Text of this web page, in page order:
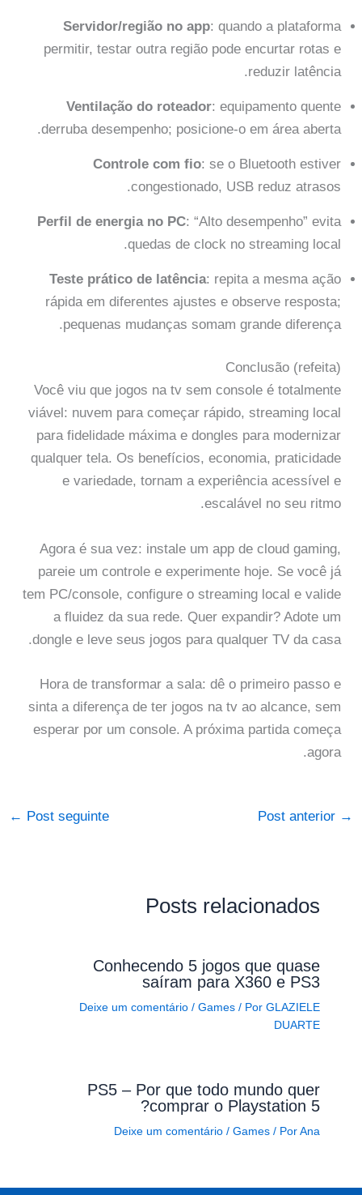
Servidor/região no app: quando a plataforma
permitir, testar outra região pode encurtar rotas e
reduzir latência.
Ventilação do roteador: equipamento quente
derruba desempenho; posicione-o em área aberta.
Controle com fio: se o Bluetooth estiver
congestionado, USB reduz atrasos.
Perfil de energia no PC: “Alto desempenho” evita
quedas de clock no streaming local.
Teste prático de latência: repita a mesma ação
rápida em diferentes ajustes e observe resposta;
pequenas mudanças somam grande diferença.
Conclusão (refeita)
Você viu que jogos na tv sem console é totalmente
viável: nuvem para começar rápido, streaming local
para fidelidade máxima e dongles para modernizar
qualquer tela. Os benefícios, economia, praticidade
e variedade, tornam a experiência acessível e
escalável no seu ritmo.
Agora é sua vez: instale um app de cloud gaming,
pareie um controle e experimente hoje. Se você já
tem PC/console, configure o streaming local e valide
a fluidez da sua rede. Quer expandir? Adote um
dongle e leve seus jogos para qualquer TV da casa.
Hora de transformar a sala: dê o primeiro passo e
sinta a diferença de ter jogos na tv ao alcance, sem
esperar por um console. A próxima partida começa
agora.
→
Post anterior
Post seguinte
←
Posts relacionados
Conhecendo 5 jogos que quase
saíram para X360 e PS3
Deixe um comentário /Games / PorGLAZIELE
DUARTE
PS5 – Por que todo mundo quer
comprar o Playstation 5?
Deixe um comentário /Games / PorAna